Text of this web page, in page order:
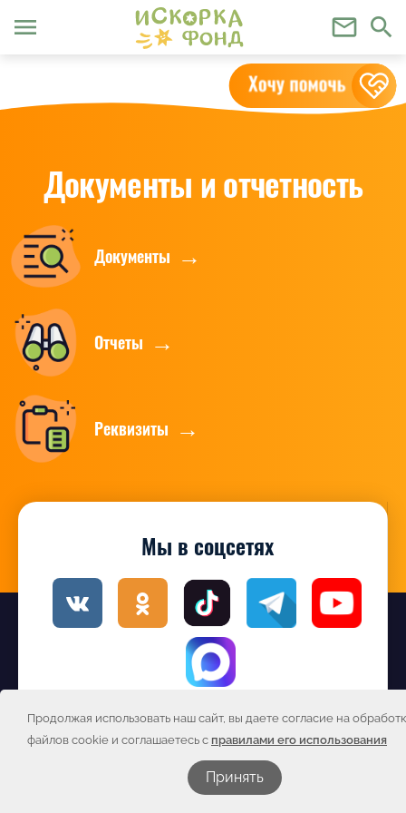
Продолжая использовать наш сайт, вы даете согласие на
файлов cookie и соглашаетесь с правилами его использования
Принять
menu mail_outline search
Документы и отчетность
Документы
Отчеты
Реквизиты
Мы в соцсетях
Подписаться на новости